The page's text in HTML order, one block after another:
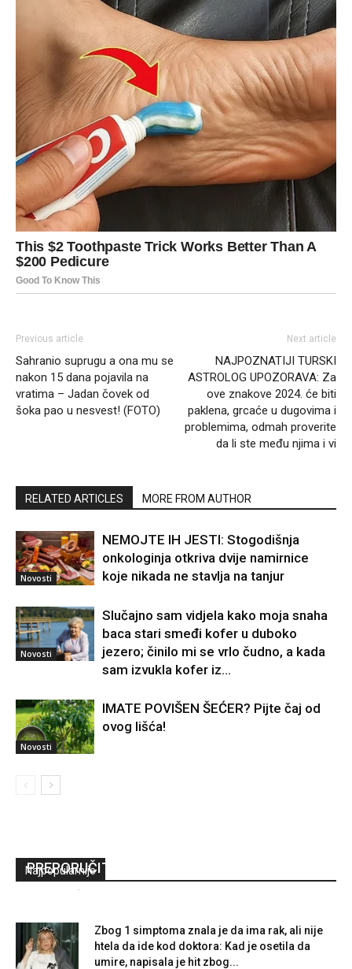
Previous article
Sahranio suprugu a ona mu se
nakon 15 dana pojavila na
vratima – Jadan čovek od
šoka pao u nesvest! (FOTO)
Next article
NAJPOZNATIJI TURSKI
ASTROLOG UPOZORAVA: Za
ove znakove 2024. će biti
paklena, grcaće u dugovima i
problemima, odmah proverite
da li ste među njima i vi
RELATED ARTICLES MORE FROM AUTHOR
Novosti
NEMOJTE IH JESTI: Stogodišnja
onkologinja otkriva dvije namirnice
koje nikada ne stavlja na tanjur
Novosti
Slučajno sam vidjela kako moja snaha
baca stari smeđi kofer u duboko
jezero; činilo mi se vrlo čudno, a kada
sam izvukla kofer iz...
Novosti
IMATE POVIŠEN ŠEĆER? Pijte čaj od
ovog lišća!
Najpopularnije
PREPORUČITE SVIMA!
-
Zbog 1 simptoma znala je da ima rak, ali nije
htela da ide kod doktora: Kad je osetila da
umire, napisala je hit zbog...